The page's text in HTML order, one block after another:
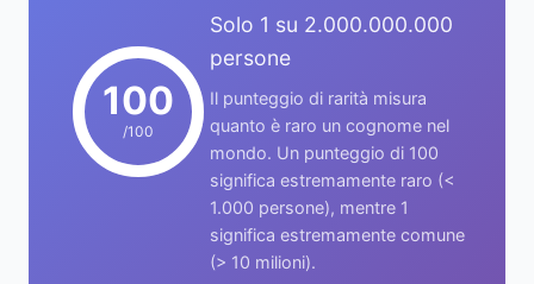
100
/100
Solo 1 su 2.000.000.000
persone
Il punteggio di rarità misura
quanto è raro un cognome nel
mondo. Un punteggio di 100
significa estremamente raro (<
1.000 persone), mentre 1
significa estremamente comune
(> 10 milioni).